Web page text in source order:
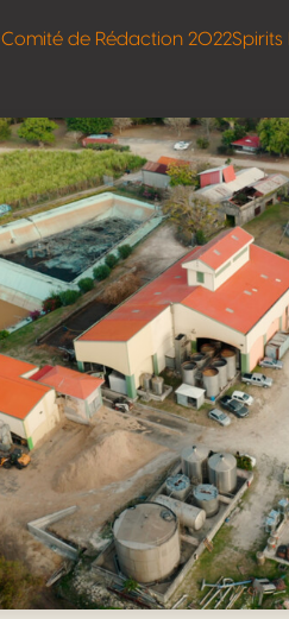
Comité de Rédaction 2022Spirits